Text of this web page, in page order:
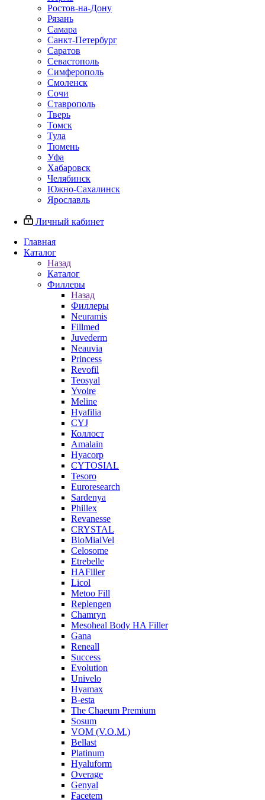
Ростов-на-Дону
Рязань
Самара
Санкт-Петербург
Саратов
Севастополь
Симферополь
Смоленск
Сочи
Ставрополь
Тверь
Томск
Тула
Тюмень
Уфа
Хабаровск
Челябинск
Южно-Сахалинск
Ярославль
Личный кабинет
Главная
Каталог
Назад
Каталог
Филлеры
Назад
Филлеры
Neuramis
Fillmed
Juvederm
Neauvia
Princess
Revofil
Teosyal
Yvoire
Meline
Hyafilia
CYJ
Коллост
Amalain
Hyacorp
CYTOSIAL
Tesoro
Euroresearch
Sardenya
Phillex
Revanesse
CRYSTAL
BioMialVel
Celosome
Etrebelle
HAFiller
Licol
Metoo Fill
Replengen
Chamryn
Mesoheal Body HA Filler
Gana
Reneall
Success
Evolution
Univelo
Hyamax
B-esta
The Chaeum Premium
Sosum
VOM (V.O.M.)
Bellast
Platinum
Hyaluform
Overage
Genyal
Facetem